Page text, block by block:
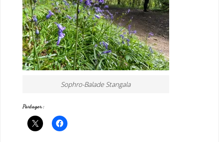
Sophro-Balade Stangala
Partager :